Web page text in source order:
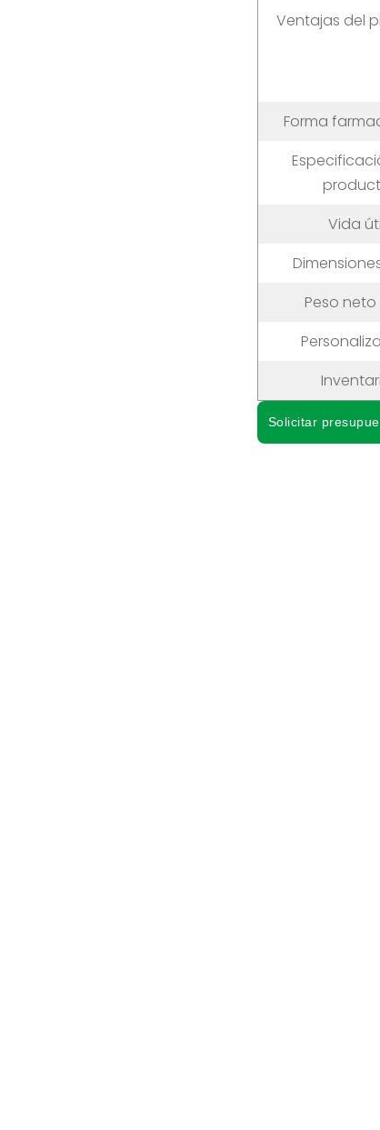
Ventajas del
Forma
Vida
Peso
Solicitar